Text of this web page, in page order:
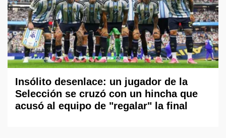
Insólito desenlace: un jugador de la
Selección se cruzó con un hincha que
acusó al equipo de "regalar" la final